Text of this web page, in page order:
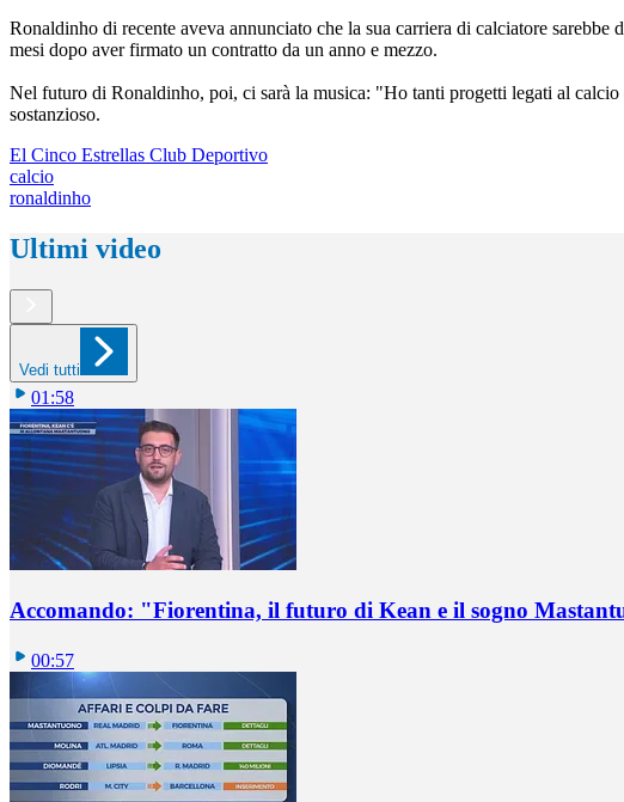
Ronaldinho di recente aveva annunciato che la sua carriera di calciatore
mesi dopo aver firmato un contratto da un anno e mezzo.
Nel futuro di Ronaldinho, poi, ci sarà la musica: "Ho tanti progetti legati al
sostanzioso.
El Cinco Estrellas Club Deportivo
calcio
ronaldinho
Ultimi video
Vedi tutti
01:58
Accomando: "Fiorentina, il futuro di Kean e il sogno
00:57